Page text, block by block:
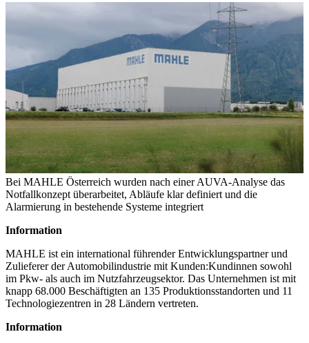
Bei MAHLE Österreich wurden nach einer AUVA-Analyse das
Notfall­konzept überarbeitet, Abläufe klar definiert und die
Alarmierung in bestehende Systeme integriert
Information
MAHLE ist ein international führender Entwicklungspartner und
Zulieferer der Automobilindustrie mit Kunden:Kundinnen sowohl
im Pkw- als auch im Nutzfahrzeugsektor. Das Unternehmen ist mit
knapp 68.000 Beschäftigten an 135 Produktionsstandorten und 11
Technologiezentren in 28 Ländern vertreten.
Information